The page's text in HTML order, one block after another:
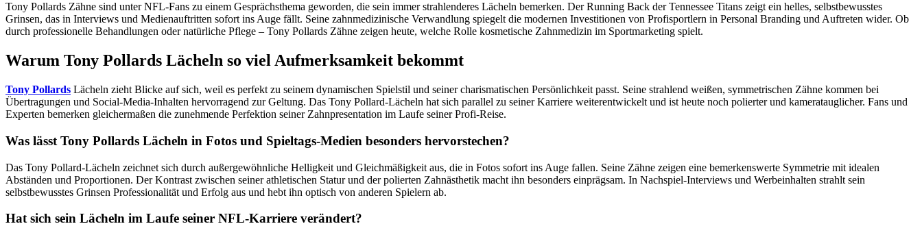
Tony Pollards Zähne sind unter NFL-Fans zu einem Gesprächsthema geworden, die sein immer strahlenderes Lächeln bemerken. Der Running Back der Tennessee Titans zeigt ein helles, selbstbewusstes
Grinsen, das in Interviews und Medienauftritten sofort ins Auge fällt. Seine zahnmedizinische Verwandlung spiegelt die modernen Investitionen von Profisportlern in Personal Branding und Auftreten wider. Ob
durch professionelle Behandlungen oder natürliche Pflege – Tony Pollards Zähne zeigen heute, welche Rolle kosmetische Zahnmedizin im Sportmarketing spielt.
Warum Tony Pollards Lächeln so viel Aufmerksamkeit bekommt
Tony Pollards Lächeln zieht Blicke auf sich, weil es perfekt zu seinem dynamischen Spielstil und seiner charismatischen Persönlichkeit passt. Seine strahlend weißen, symmetrischen Zähne kommen bei
Übertragungen und Social-Media-Inhalten hervorragend zur Geltung. Das Tony Pollard-Lächeln hat sich parallel zu seiner Karriere weiterentwickelt und ist heute noch polierter und kameratauglicher. Fans und
Experten bemerken gleichermaßen die zunehmende Perfektion seiner Zahnpresentation im Laufe seiner Profi-Reise.
Was lässt Tony Pollards Lächeln in Fotos und Spieltags-Medien besonders hervorstechen?
Das Tony Pollard-Lächeln zeichnet sich durch außergewöhnliche Helligkeit und Gleichmäßigkeit aus, die in Fotos sofort ins Auge fallen. Seine Zähne zeigen eine bemerkenswerte Symmetrie mit idealen
Abständen und Proportionen. Der Kontrast zwischen seiner athletischen Statur und der polierten Zahnästhetik macht ihn besonders einprägsam. In Nachspiel-Interviews und Werbeinhalten strahlt sein
selbstbewusstes Grinsen Professionalität und Erfolg aus und hebt ihn optisch von anderen Spielern ab.
Hat sich sein Lächeln im Laufe seiner NFL-Karriere verändert?